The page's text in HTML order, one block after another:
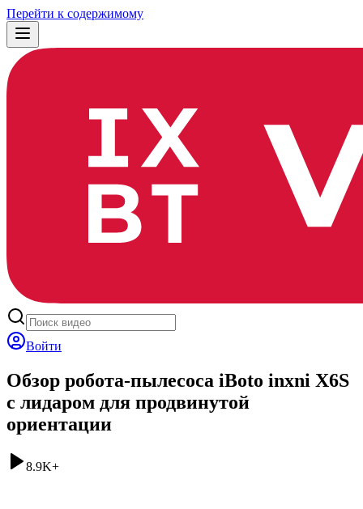
Перейти к содержимому
Войти
Обзор робота-пылесоса iBoto inxni X6S
с лидаром для продвинутой
ориентации
8.9K+